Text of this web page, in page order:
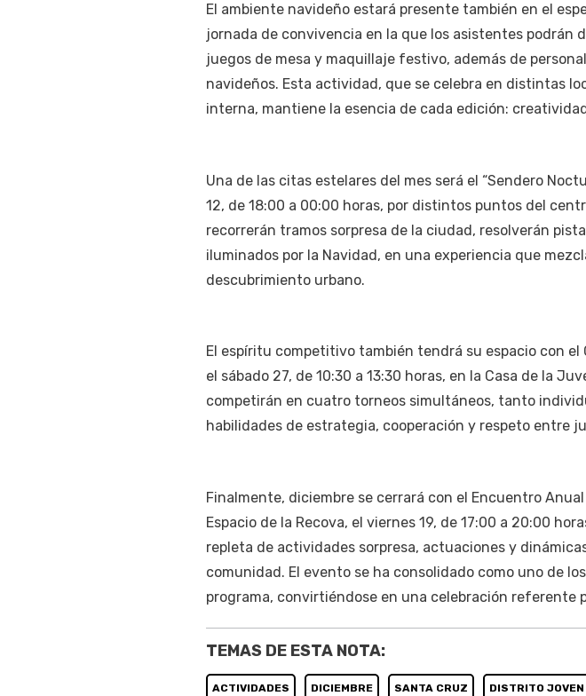
El ambiente navideño estará presente también en el
jornada de convivencia en la que los asistentes podrán
juegos de mesa y maquillaje festivo, además de
navideños. Esta actividad, que se celebra en distintas
interna, mantiene la esencia de cada edición:
Una de las citas estelares del mes será el “Sendero
12, de 18:00 a 00:00 horas, por distintos puntos del
recorrerán tramos sorpresa de la ciudad, resolverán
iluminados por la Navidad, en una experiencia que
descubrimiento urbano.
El espíritu competitivo también tendrá su espacio con el
el sábado 27, de 10:30 a 13:30 horas, en la Casa de la
competirán en cuatro torneos simultáneos, tanto
habilidades de estrategia, cooperación y respeto entre
Finalmente, diciembre se cerrará con el Encuentro
Espacio de la Recova, el viernes 19, de 17:00 a 20:00
repleta de actividades sorpresa, actuaciones y
comunidad. El evento se ha consolidado como uno de
programa, convirtiéndose en una celebración referente
TEMAS DE ESTA NOTA:
ACTIVIDADES DICIEMBRE SANTA CRUZ DISTRITO JOVEN